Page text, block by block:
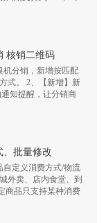
核销二维码
机分销，新增按匹配
式。 2、【新增】新
知提醒，让分销商
、批量修改
自定义消费方式/物流
外卖、店内食堂、到
商品只支持某种消费